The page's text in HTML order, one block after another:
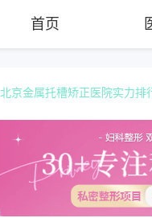
首页
北京金属托槽矫正医院实力排